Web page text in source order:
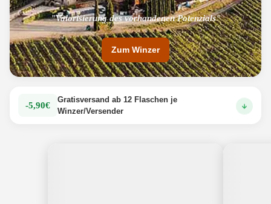
"Valorisierung des vorhandenen Potenzials"
"Bio und Equalitas Zertifizierung"
Zum Winzer
-5,90€
Gratisversand ab 12 Flaschen je
Winzer/Versender